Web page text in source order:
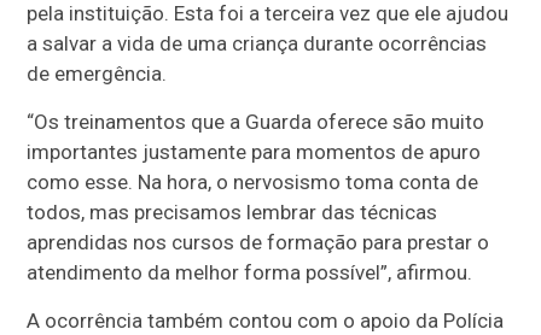
pela instituição. Esta foi a terceira vez que ele ajudou
a salvar a vida de uma criança durante ocorrências
de emergência.
“Os treinamentos que a Guarda oferece são muito
importantes justamente para momentos de apuro
como esse. Na hora, o nervosismo toma conta de
todos, mas precisamos lembrar das técnicas
aprendidas nos cursos de formação para prestar o
atendimento da melhor forma possível”, afirmou.
A ocorrência também contou com o apoio da Polícia